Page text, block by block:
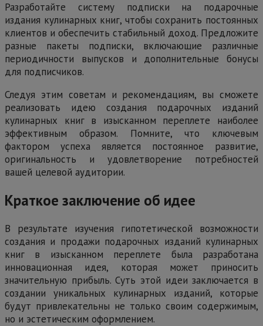
Разработайте систему подписки на подарочные
издания кулинарных книг, чтобы сохранить постоянных
клиентов и обеспечить стабильный доход. Предложите
разные пакеты подписки, включающие различные
периодичности выпусков и дополнительные бонусы
для подписчиков.
Следуя этим советам и рекомендациям, вы сможете
реализовать идею создания подарочных изданий
кулинарных книг в изысканном переплете наиболее
эффективным образом. Помните, что ключевым
фактором успеха является постоянное развитие,
оригинальность и удовлетворение потребностей
вашей целевой аудитории.
Краткое заключение об идее
В результате изучения гипотетической возможности
создания и продажи подарочных изданий кулинарных
книг в изысканном переплете была разработана
инновационная идея, которая может приносить
значительную прибыль. Суть этой идеи заключается в
создании уникальных кулинарных изданий, которые
будут привлекательны не только своим содержимым,
но и эстетическим оформлением.